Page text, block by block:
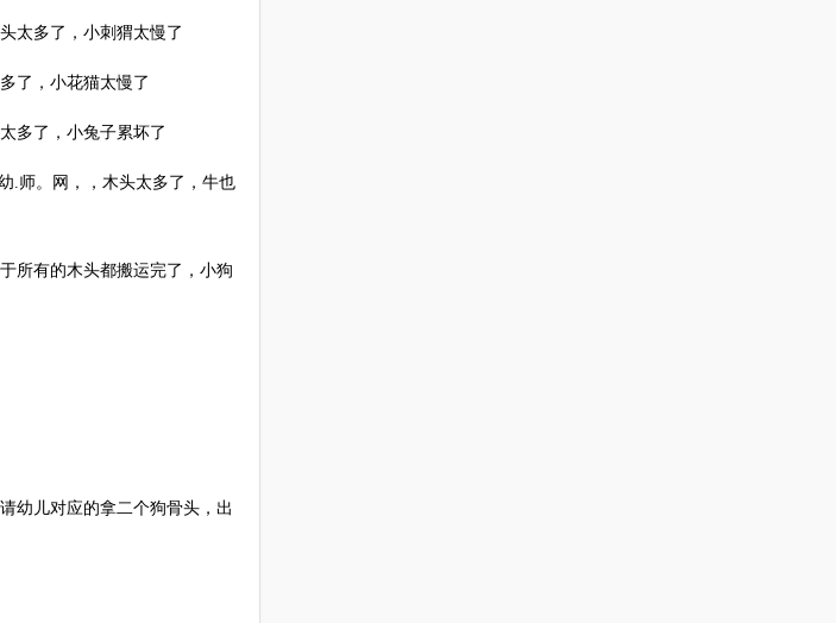
太多了，小刺猬太慢了
了，小花猫太慢了
多了，小兔子累坏了
师。网，，木头太多了，牛也
所有的木头都搬运完了，小狗
幼儿对应的拿二个狗骨头，出